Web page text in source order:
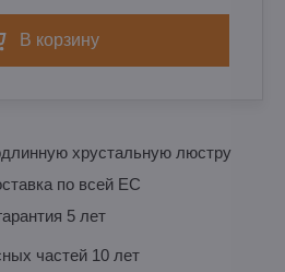
в корзину
хрустальную люстру
по всей ЕС
5 лет
частей 10 лет